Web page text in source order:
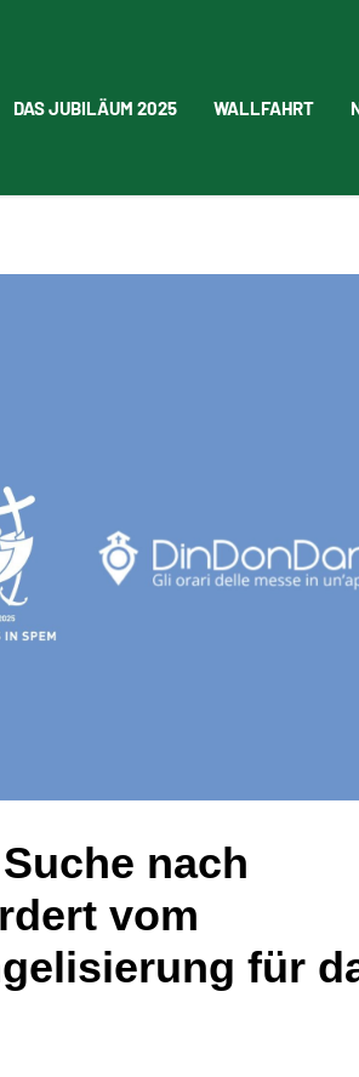
DAS JUBILÄUM 2025 WALLFAHRT
nach
vom
für